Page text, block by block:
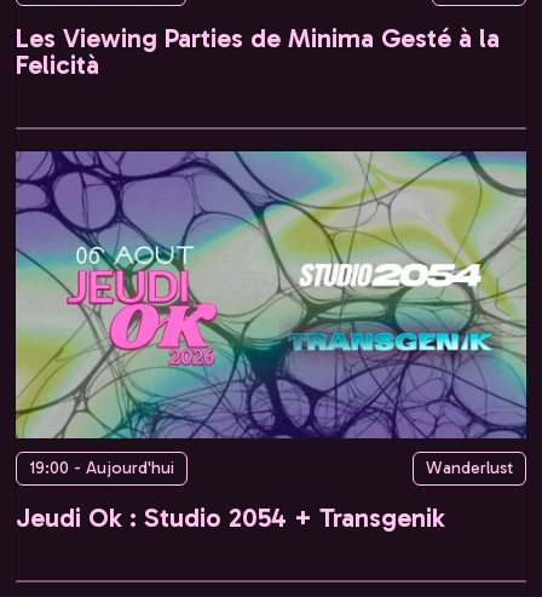
Les Viewing Parties de Minima Gesté à la
Felicità
19:00 - Aujourd'hui Wanderlust
Jeudi Ok : Studio 2054 + Transgenik